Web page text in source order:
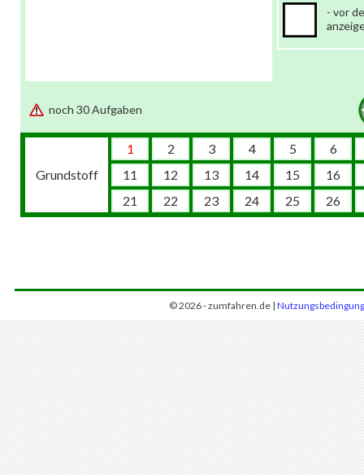
- vor
noch 30 Aufgaben
Grundstoff
1 2 3 4 5
6
11
12 13 14 15
16
21
22 23 24 25 26
© 2026 - zumfahren.de |